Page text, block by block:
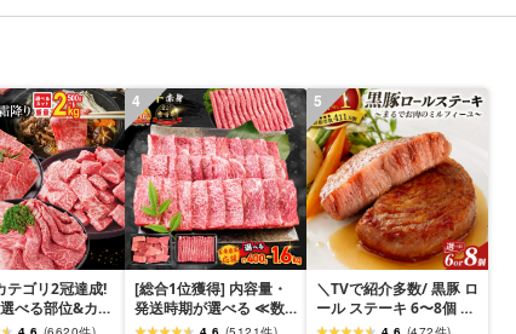
テゴリ2冠達成!
べる部位&カッ
霜降り)or(赤身
4
[総合1位獲得] 内容量・
発送時期が選べる ≪数
量限定≫ 宮崎牛 赤身 ス
5
＼TVで紹介多数/ 黒豚 ロ
ール ステーキ 6〜8個 ≪
お箸でほぐせるやわらか